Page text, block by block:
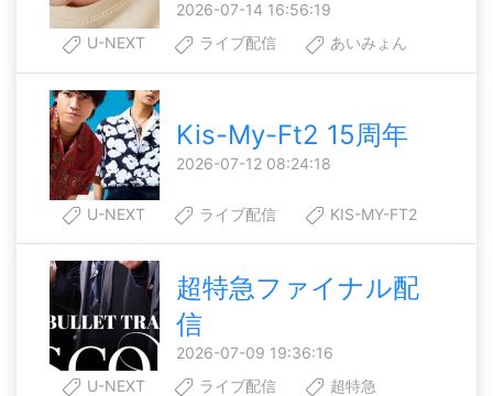
2026-07-14 16:56:19
U-NEXT
ライブ配信 あいみょん
Kis-My-Ft2 15周年
2026-07-12 08:24:18
U-NEXT ライブ配信 KIS-MY-FT2
超特急ファイナル配
信
2026-07-09 19:36:16
U-NEXT
ライブ配信 超特急